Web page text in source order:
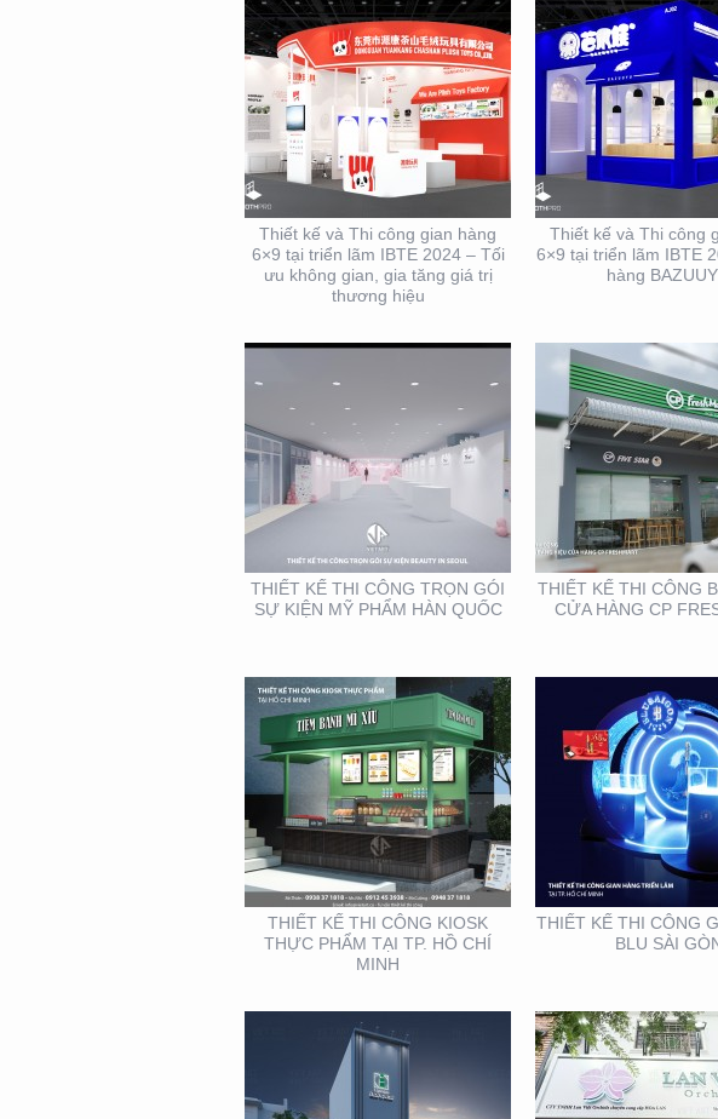
Thiết kế và Thi công gian hàng
6×9 tại triển lãm IBTE 2024 – Tối
ưu không gian, gia tăng giá trị
thương hiệu
Thiết kế và Thi công
6×9 tại triển lãm IBTE
hàng
THIẾT KẾ THI CÔNG
TRỌN GÓI SỰ KIỆN MỸ
PHẨM HÀN QUỐC
THIẾT KẾ THI CÔNG TRỌN GÓI
SỰ KIỆN MỸ PHẨM HÀN QUỐC
THIẾT KẾ THI
BẢNG HIỆU
CP
THIẾT KẾ THI CÔNG
CỬA HÀNG CP
THIẾT KẾ THI CÔNG
KIOSK THỰC PHẨM TẠI
TP. HỒ CHÍ MINH
THIẾT KẾ THI CÔNG KIOSK
THỰC PHẨM TẠI TP. HỒ CHÍ
MINH
THIẾT KẾ THI
GIAN HÀNG
GÒN
THIẾT KẾ THI CÔNG
BLU SÀI
THIẾT KẾ THI CÔNG
MẶT DỰNG TẠI BÌNH
DƯƠNG – CỦA HÀNG
ROBOVAC
THIẾT KẾ THI
BẢNG HIỆU